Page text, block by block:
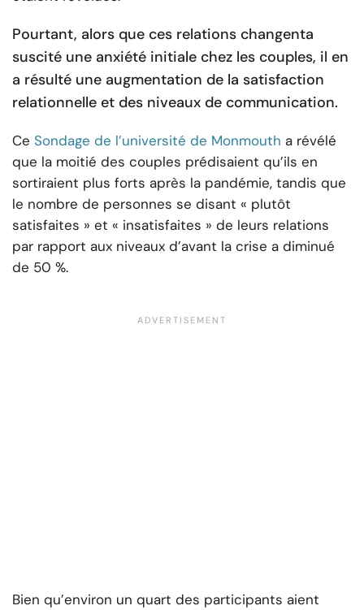
Pourtant, alors que ces relations changenta
suscité une anxiété initiale chez les couples, il en
a résulté une augmentation de la satisfaction
relationnelle et des niveaux de communication.
Ce Sondage de l’université de Monmouth a révélé
que la moitié des couples prédisaient qu’ils en
sortiraient plus forts après la pandémie, tandis que
le nombre de personnes se disant « plutôt
satisfaites » et « insatisfaites » de leurs relations
par rapport aux niveaux d’avant la crise a diminué
de 50 %.
Bien qu’environ un quart des participants aient